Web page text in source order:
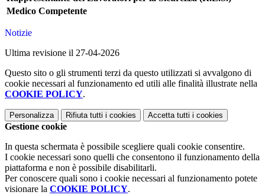
Medico Competente
Notizie
Ultima revisione il 27-04-2026
Questo sito o gli strumenti terzi da questo utilizzati si avvalgono di
cookie necessari al funzionamento ed utili alle finalità illustrate nella
COOKIE POLICY.
Personalizza Rifiuta tutti i cookies Accetta tutti i cookies
Gestione cookie
In questa schermata è possibile scegliere quali cookie consentire.
I cookie necessari sono quelli che consentono il funzionamento della
piattaforma e non è possibile disabilitarli.
Per conoscere quali sono i cookie necessari al funzionamento potete
visionare la COOKIE POLICY.